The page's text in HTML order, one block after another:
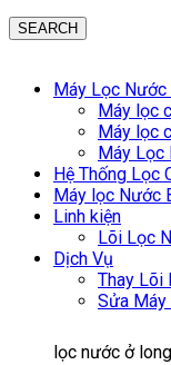
SEARCH
Máy Lọc Nước
Máy lọc
Máy lọc
Máy Lọc
Hệ Thống Lọc
Máy lọc Nước
Linh kiện
Lõi Lọc
Dịch Vụ
Thay Lõi
Sửa
lọc nước ở